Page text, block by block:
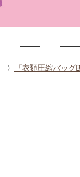
〉 『衣類圧縮バッ